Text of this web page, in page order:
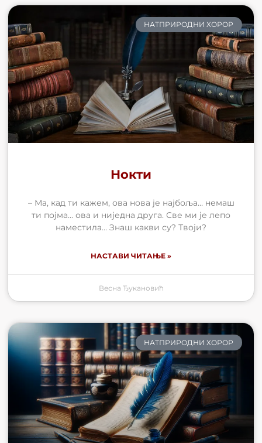
НАТПРИРОДНИ ХОРОР
Нокти
– Ма, кад ти кажем, ова нова је најбоља… немаш
ти појма… ова и ниједна друга. Све ми је лепо
наместила… Знаш какви су? Твоји?
НАСТАВИ ЧИТАЊЕ »
Весна Ђукановић
НАТПРИРОДНИ ХОРОР